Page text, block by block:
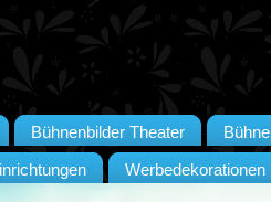
Bühnenbilder Theater
Werbedekorationen